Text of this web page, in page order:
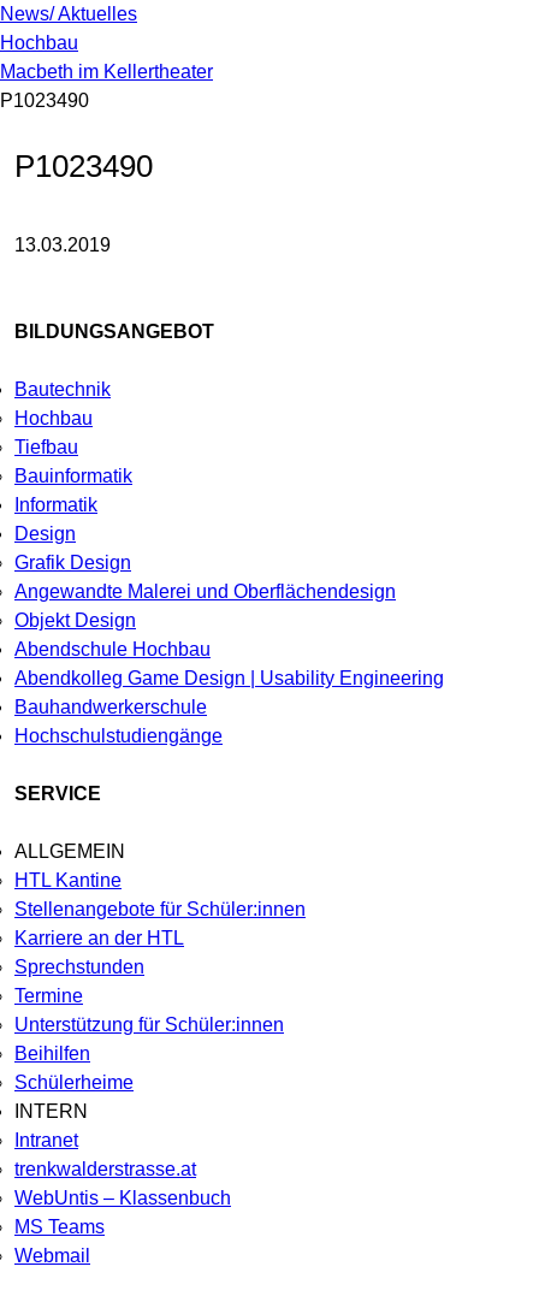
News/ Aktuelles
Hochbau
Macbeth im Kellertheater
P1023490
P1023490
13.03.2019
BILDUNGSANGEBOT
Bautechnik
Hochbau
Tiefbau
Bauinformatik
Informatik
Design
Grafik Design
Angewandte Malerei und Oberflächendesign
Objekt Design
Abendschule Hochbau
Abendkolleg Game Design | Usability Engineering
Bauhandwerkerschule
Hochschulstudiengänge
SERVICE
ALLGEMEIN
HTL Kantine
Stellenangebote für Schüler:innen
Karriere an der HTL
Sprechstunden
Termine
Unterstützung für Schüler:innen
Beihilfen
Schülerheime
INTERN
Intranet
trenkwalderstrasse.at
WebUntis – Klassenbuch
MS Teams
Webmail